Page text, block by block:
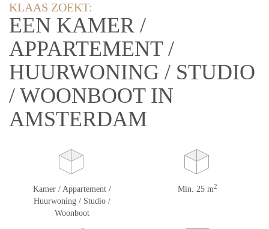
KLAAS ZOEKT:
EEN KAMER /
APPARTEMENT /
HUURWONING / STUDIO
/ WOONBOOT IN
AMSTERDAM
Kamer / Appartement /
Huurwoning / Studio /
Woonboot
Min. 25 m2